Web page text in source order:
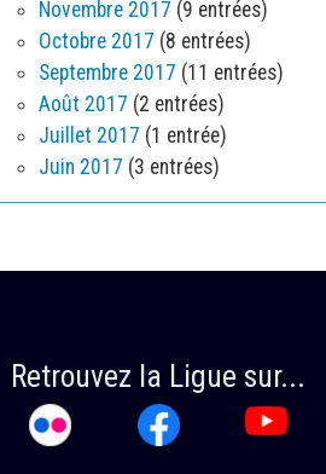
Novembre 2017 (9 entrées)
Octobre 2017 (8 entrées)
Septembre 2017 (11 entrées)
Août 2017 (2 entrées)
Juillet 2017 (1 entrée)
Juin 2017 (3 entrées)
Retrouvez la Ligue sur...